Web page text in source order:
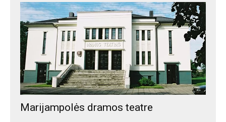
Marijampolės dramos teatre